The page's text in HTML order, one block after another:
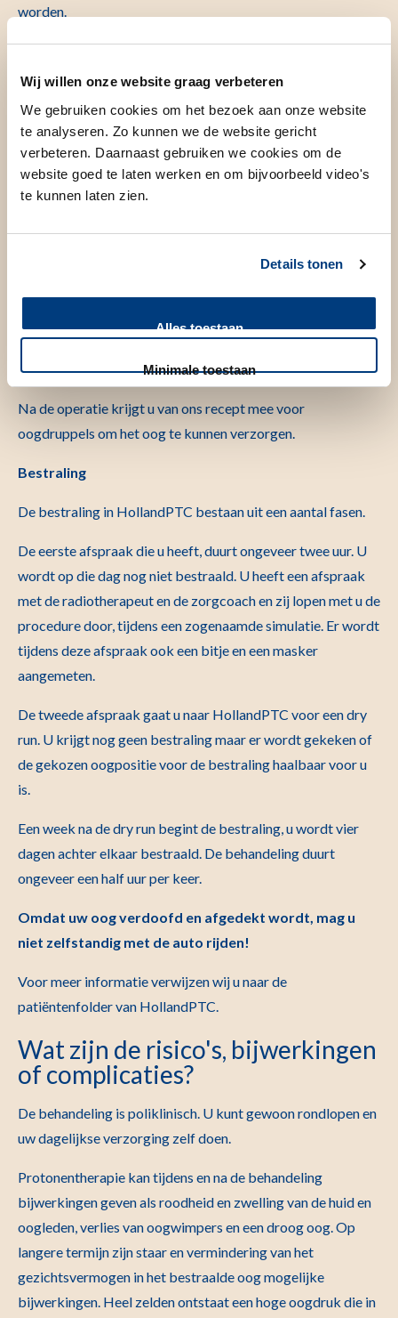
Wij willen onze website graag verbeteren
We gebruiken cookies om het bezoek aan onze website
te analyseren. Zo kunnen we de website gericht
verbeteren. Daarnaast gebruiken we cookies om de
website goed te laten werken en om bijvoorbeeld video's
te kunnen laten zien.
Details tonen
Alles toestaan
Minimale toestaan
worden.
De clips hoeven na de bestraling niet verwijderd te worden
en kunnen zonder problemen blijven zitten.
Na de operatie krijgt u van ons recept mee voor
oogdruppels om het oog te kunnen verzorgen.
Bestraling
De bestraling in HollandPTC bestaan uit een aantal fasen.
De eerste afspraak die u heeft, duurt ongeveer twee uur. U
wordt op die dag nog niet bestraald. U heeft een afspraak
met de radiotherapeut en de zorgcoach en zij lopen met u de
procedure door, tijdens een zogenaamde simulatie. Er wordt
tijdens deze afspraak ook een bitje en een masker
aangemeten.
De tweede afspraak gaat u naar HollandPTC voor een dry
run. U krijgt nog geen bestraling maar er wordt gekeken of
de gekozen oogpositie voor de bestraling haalbaar voor u
is.
Een week na de dry run begint de bestraling, u wordt vier
dagen achter elkaar bestraald. De behandeling duurt
ongeveer een half uur per keer.
Omdat uw oog verdoofd en afgedekt wordt, mag u
niet zelfstandig met de auto rijden!
Voor meer informatie verwijzen wij u naar de
patiëntenfolder van HollandPTC.
Wat zijn de risico's, bijwerkingen
of complicaties?
De behandeling is poliklinisch. U kunt gewoon rondlopen en
uw dagelijkse verzorging zelf doen.
Protonentherapie kan tijdens en na de behandeling
bijwerkingen geven als roodheid en zwelling van de huid en
oogleden, verlies van oogwimpers en een droog oog. Op
langere termijn zijn staar en vermindering van het
gezichtsvermogen in het bestraalde oog mogelijke
bijwerkingen. Heel zelden ontstaat een hoge oogdruk die in